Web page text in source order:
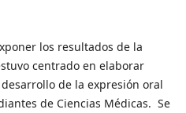
los resultados de la
centrado en elaborar
de la expresión oral
de Ciencias Médicas. Se